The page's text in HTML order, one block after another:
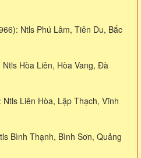
Ntls Phú Lâm, Tiên Du, Bắc
Hòa Liên, Hòa Vang, Đà
Liên Hòa, Lập Thạch, Vĩnh
Bình Thạnh, Bình Sơn, Quảng